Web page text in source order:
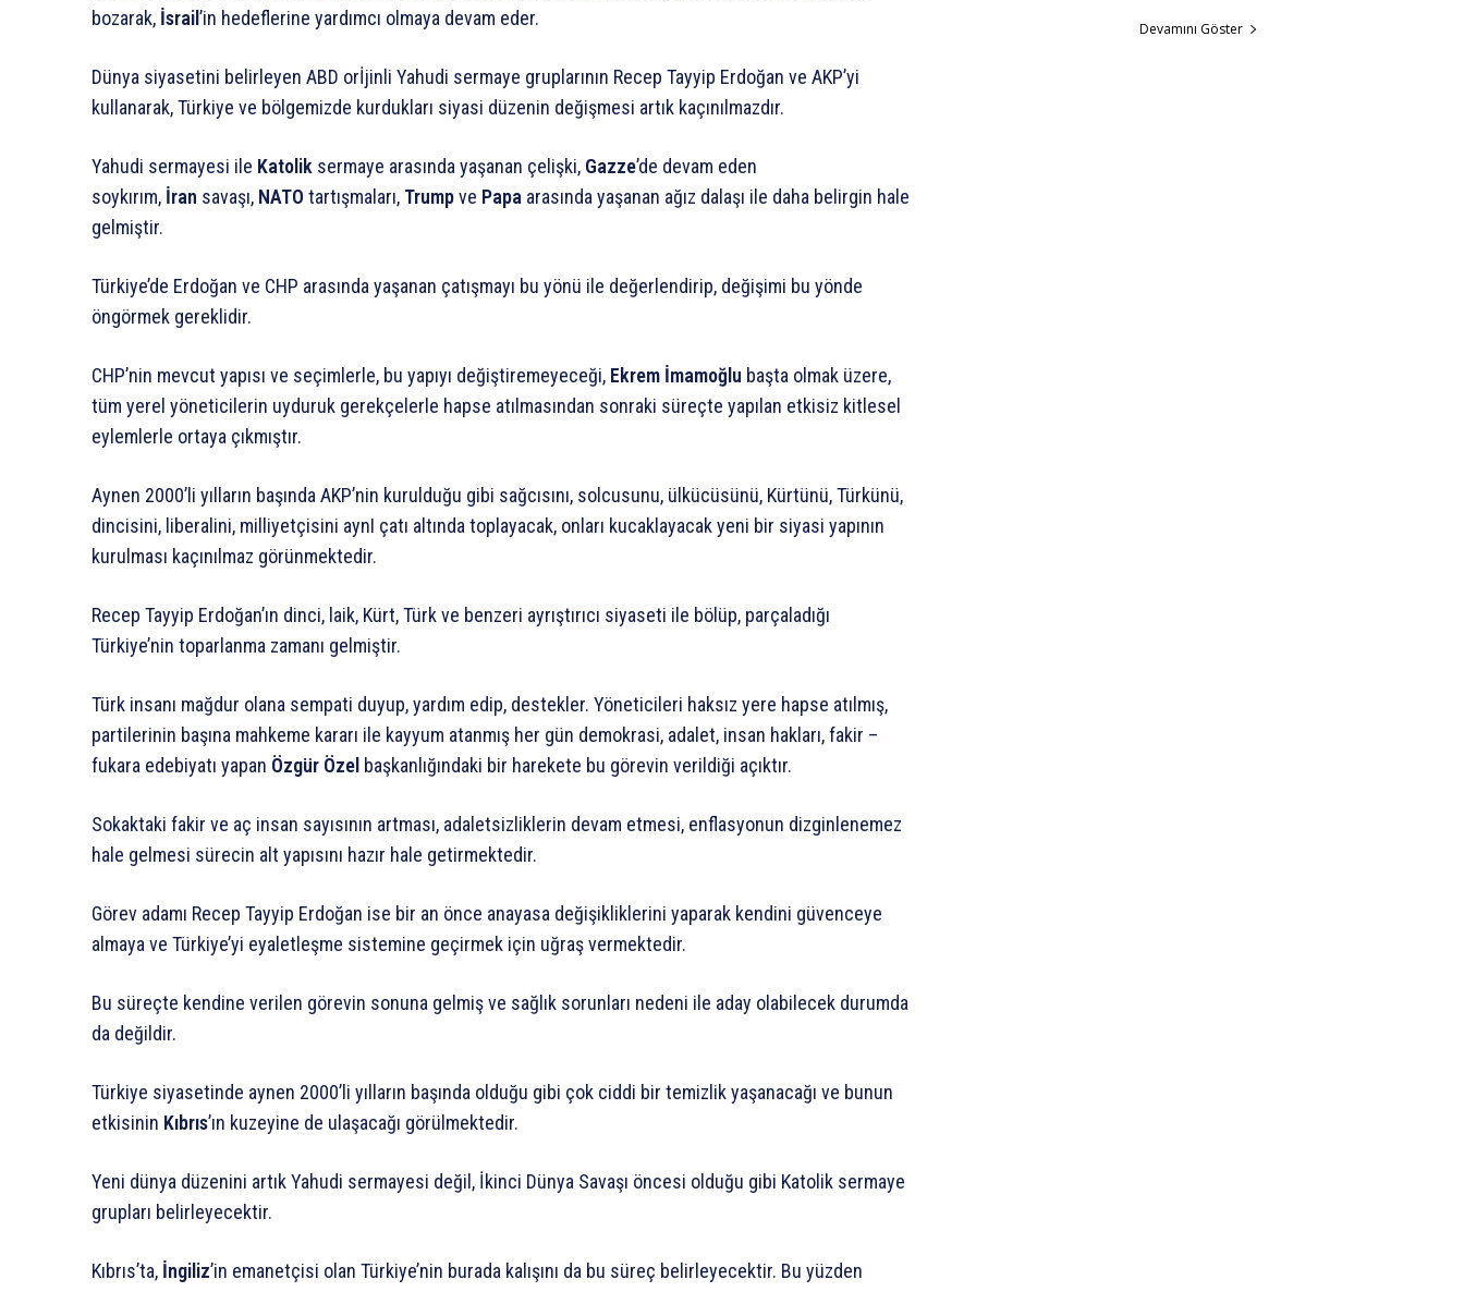
bozarak, İsrail’in hedeflerine yardımcı olmaya devam eder.
Dünya siyasetini belirleyen ABD orİjinli Yahudi sermaye gruplarının Recep Tayyip Erdoğan ve AKP’yi
kullanarak, Türkiye ve bölgemizde kurdukları siyasi düzenin değişmesi artık kaçınılmazdır.
Yahudi sermayesi ile Katolik sermaye arasında yaşanan çelişki, Gazze’de devam eden
soykırım, İran savaşı, NATO tartışmaları, Trumpve Papa arasında yaşanan ağız dalaşı ile daha belirgin hale
gelmiştir.
Türkiye’de Erdoğan ve CHP arasında yaşanan çatışmayı bu yönü ile değerlendirip, değişimi bu yönde
öngörmek gereklidir.
CHP’nin mevcut yapısı ve seçimlerle, bu yapıyı değiştiremeyeceği, Ekrem İmamoğlu başta olmak üzere,
tüm yerel yöneticilerin uyduruk gerekçelerle hapse atılmasından sonraki süreçte yapılan etkisiz kitlesel
eylemlerle ortaya çıkmıştır.
Aynen 2000’li yılların başında AKP’nin kurulduğu gibi sağcısını, solcusunu, ülkücüsünü, Kürtünü, Türkünü,
dincisini, liberalini, milliyetçisini aynI çatı altında toplayacak, onları kucaklayacak yeni bir siyasi yapının
kurulması kaçınılmaz görünmektedir.
Recep Tayyip Erdoğan’ın dinci, laik, Kürt, Türk ve benzeri ayrıştırıcı siyaseti ile bölüp, parçaladığı
Türkiye’nin toparlanma zamanı gelmiştir.
Türk insanı mağdur olana sempati duyup, yardım edip, destekler. Yöneticileri haksız yere hapse atılmış,
partilerinin başına mahkeme kararı ile kayyum atanmış her gün demokrasi, adalet, insan hakları, fakir –
fukara edebiyatı yapan Özgür Özel başkanlığındaki bir harekete bu görevin verildiği açıktır.
Sokaktaki fakir ve aç insan sayısının artması, adaletsizliklerin devam etmesi, enflasyonun dizginlenemez
hale gelmesi sürecin alt yapısını hazır hale getirmektedir.
Görev adamı Recep Tayyip Erdoğan ise bir an önce anayasa değişikliklerini yaparak kendini güvenceye
almaya ve Türkiye’yi eyaletleşme sistemine geçirmek için uğraş vermektedir.
Bu süreçte kendine verilen görevin sonuna gelmiş ve sağlık sorunları nedeni ile aday olabilecek durumda
da değildir.
Türkiye siyasetinde aynen 2000’li yılların başında olduğu gibi çok ciddi bir temizlik yaşanacağı ve bunun
etkisinin Kıbrıs’ın kuzeyine de ulaşacağı görülmektedir.
Yeni dünya düzenini artık Yahudi sermayesi değil, İkinci Dünya Savaşı öncesi olduğu gibi Katolik sermaye
grupları belirleyecektir.
Kıbrıs’ta, İngiliz’in emanetçisi olan Türkiye’nin burada kalışını da bu süreç belirleyecektir. Bu yüzden
Devamını Göster